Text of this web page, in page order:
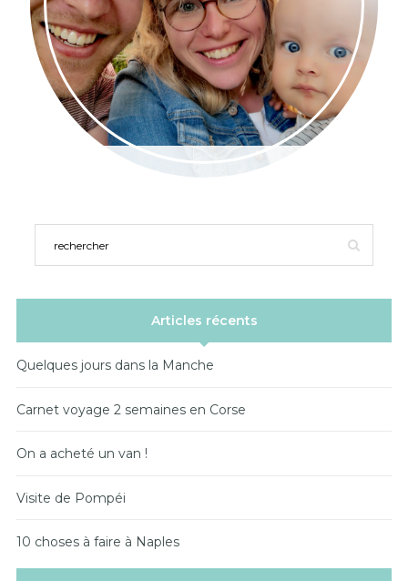
Articles récents
Quelques jours dans la Manche
Carnet voyage 2 semaines en Corse
On a acheté un van !
Visite de Pompéi
10 choses à faire à Naples